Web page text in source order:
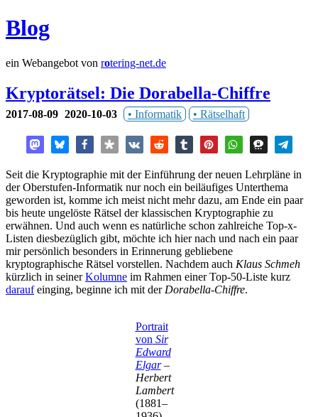
Blog
ein Webangebot von rotering-net.de
Kryptorätsel: Die Dorabella-Chiffre
2017-08-09 2020-10-03 Informatik Rätselhaft
Seit die Kryptographie mit der Einführung der neuen Lehrpläne in
der Oberstufen-Informatik nur noch ein beiläufiges Unterthema
geworden ist, komme ich meist nicht mehr dazu, am Ende ein paar
bis heute ungelöste Rätsel der klassischen Kryptographie zu
erwähnen. Und auch wenn es natürliche schon zahlreiche Top-x-
Listen diesbezüglich gibt, möchte ich hier nach und nach ein paar
mir persönlich besonders in Erinnerung gebliebene
kryptographische Rätsel vorstellen. Nachdem auch Klaus Schmeh
kürzlich in seinerKolumne im Rahmen einer Top-50-Liste kurz
daraufeinging, beginne ich mit der Dorabella-Chiffre.
Portrait
von Sir
Edward
Elgar–
Herbert
Lambert
(1881–